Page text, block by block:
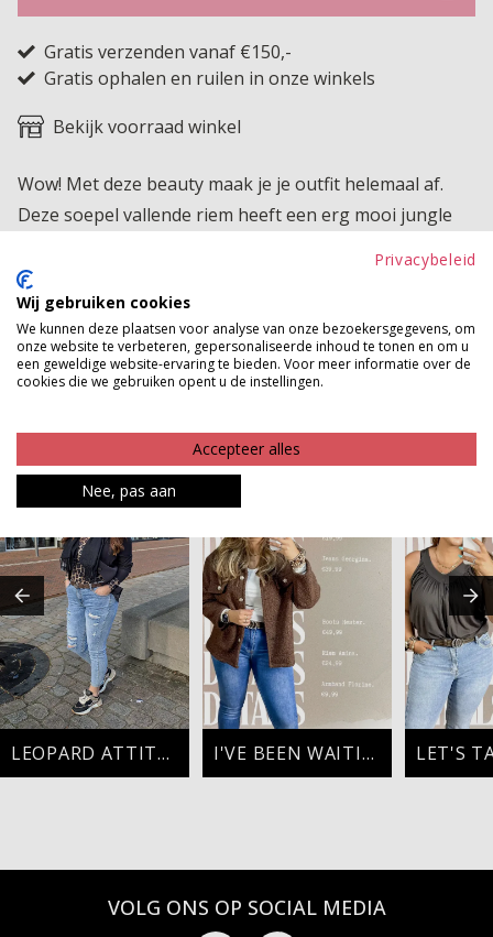
Gratis verzenden vanaf €150,-
Gratis ophalen en ruilen in onze winkels
Bekijk voorraad winkel
Wow! Met deze beauty maak je je outfit helemaal af.
Deze soepel vallende riem heeft een erg mooi jungle
riem is makkelijk vast te maken.
Product kenmerken
Betaalinformatie
MAAK JE LOOK COMPLEET
LEOPARD ATTITUDE I'VE BEEN WAITING
VOLG ONS OP SOCIAL MEDIA
Privacybeleid
Wij gebruiken cookies
We kunnen deze plaatsen voor analyse van onze bezoekersgegevens, om
onze website te verbeteren, gepersonaliseerde inhoud te tonen en om u
een geweldige website-ervaring te bieden. Voor meer informatie over de
cookies die we gebruiken opent u de instellingen.
Accepteer alles
Nee, pas aan